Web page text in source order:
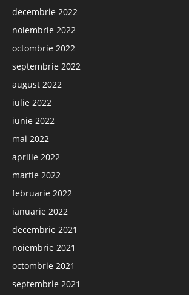
decembrie 2022
noiembrie 2022
octombrie 2022
septembrie 2022
august 2022
iulie 2022
iunie 2022
mai 2022
aprilie 2022
martie 2022
februarie 2022
ianuarie 2022
decembrie 2021
noiembrie 2021
octombrie 2021
septembrie 2021